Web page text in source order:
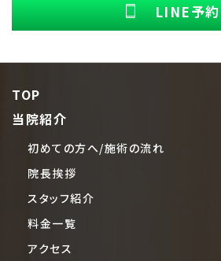
LINE予約
TOP
当院紹介
初めての方へ/施術の流れ
院長挨拶
スタッフ紹介
料金一覧
アクセス